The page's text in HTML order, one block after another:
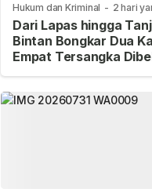
Hukum dan Kriminal - 2 hari
Dari Lapas hingga
Bintan Bongkar Dua
Empat Tersangka